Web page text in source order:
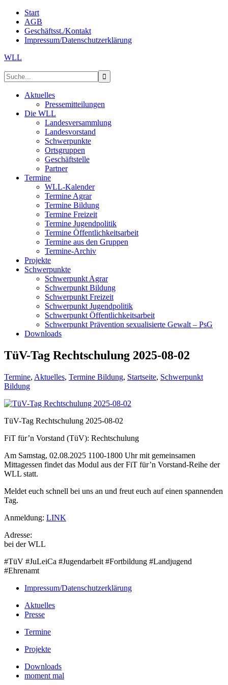
Start
AGB
Geschäftsst./Kontakt
Impressum/Datenschutzerklärung
WLL
Aktuelles
Pressemitteilungen
Die WLL
Landesversammlung
Landesvorstand
Schwerpunkte
Ortsgruppen
Geschäftstelle
Partner
Termine
WLL-Kalender
Termine Agrar
Termine Bildung
Termine Freizeit
Termine Jugendpolitik
Termine Öffentlichkeitsarbeit
Termine aus den Gruppen
Termine-Archiv
Projekte
Schwerpunkte
Schwerpunkt Agrar
Schwerpunkt Bildung
Schwerpunkt Freizeit
Schwerpunkt Jugendpolitik
Schwerpunkt Öffentlichkeitsarbeit
Schwerpunkt Prävention sexualisierte Gewalt – PsG
Downloads
TüV-Tag Rechtschulung 2025-08-02
Termine, Aktuelles, Termine Bildung, Startseite, Schwerpunkt
Bildung
TüV-Tag Rechtschulung 2025-08-02
FiT für’n Vorstand (TüV): Rechtschulung
Am Samstag, 02.08.2025 1100-1800 Uhr mit gemeinsamen
Mittagessen findet das Modul aus der FiT für’n Vorstand-Reihe der
WLL statt.
Meldet euch schnell bei uns an und freut euch auf einen spannenden
Tag.
Anmeldung: LINK
Adresse:
bei der WLL
#TüV #JuLeiCa #Jugendarbeit #Fortbildung #Landjugend
#Ehrenamt
Impressum/Datenschutzerklärung
Aktuelles
Presse
Termine
Projekte
Downloads
moment mal